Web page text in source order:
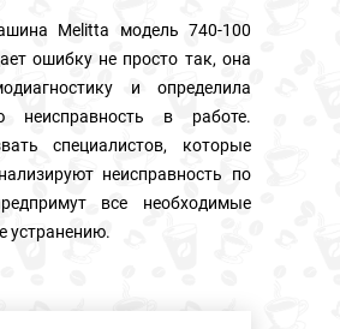
Melitta модель 740-100
ошибку не просто так, она
и определила
неисправность в работе.
специалистов, которые
неисправность по
все необходимые
устранению.